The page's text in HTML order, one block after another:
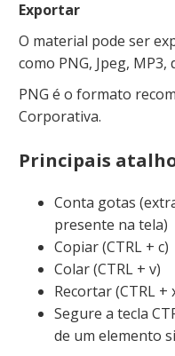
Exportar
O material pode ser
como PNG, Jpeg,
PNG é o formato
Corporativa.
Principais
Conta gotas
presente na tela)
Copiar (CTRL + c)
Colar (CTRL + v)
Recortar (CTRL +
Segure a tecla
de um elemento